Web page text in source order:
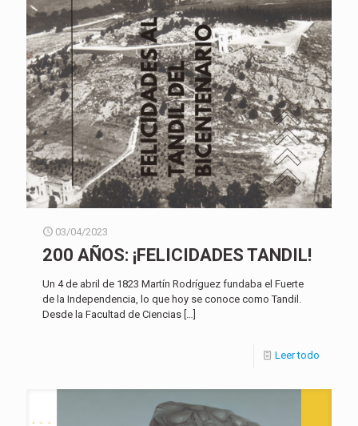
03/04/2023
200 AÑOS: ¡FELICIDADES TANDIL!
Un 4 de abril de 1823 Martín Rodríguez fundaba el Fuerte
de la Independencia, lo que hoy se conoce como Tandil.
Desde la Facultad de Ciencias […]
Leer todo